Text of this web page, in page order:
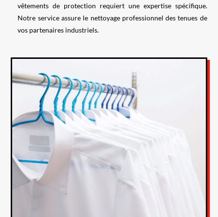
vêtements de protection requiert une expertise spécifique.
Notre service assure le nettoyage professionnel des tenues de
vos partenaires industriels.